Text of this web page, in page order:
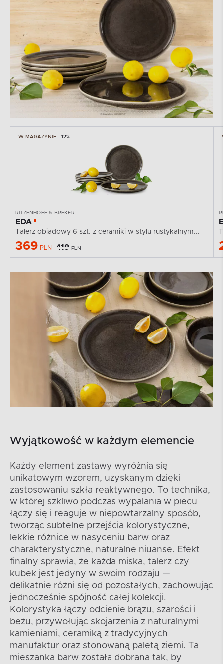
W MAGAZYNIE -12%
RITZENHOFF & BREKER
EDA
Talerz obiadowy 6 szt. z ceramiki w stylu rustykalnym...
369 PLN 419 PLN
Wyjątkowość w każdym elemencie
Każdy element zastawy wyróżnia się
unikatowym wzorem, uzyskanym dzięki
zastosowaniu szkła reaktywnego. To technika,
w której szkliwo podczas wypalania w piecu
łączy się i reaguje w niepowtarzalny sposób,
tworząc subtelne przejścia kolorystyczne,
lekkie różnice w nasyceniu barw oraz
charakterystyczne, naturalne niuanse. Efekt
finalny sprawia, że każda miska, talerz czy
kubek jest jedyny w swoim rodzaju —
delikatnie różni się od pozostałych, zachowując
jednocześnie spójność całej kolekcji.
Kolorystyka łączy odcienie brązu, szarości i
beżu, przywołując skojarzenia z naturalnymi
kamieniami, ceramiką z tradycyjnych
manufaktur oraz stonowaną paletą ziemi. Ta
mieszanka barw została dobrana tak, by